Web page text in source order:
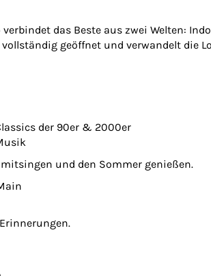
verbindet das Beste aus zwei Welten:
geöffnet und verwandelt die
der 90er & 2000er
und den Sommer genießen.